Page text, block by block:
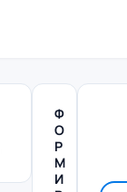
Ф
О
Р
М
И